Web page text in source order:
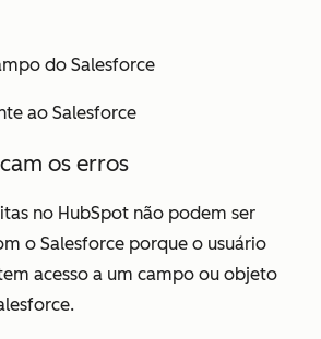
do Salesforce
ao Salesforce
os erros
no HubSpot não podem ser
o Salesforce porque o usuário
acesso a um campo ou objeto